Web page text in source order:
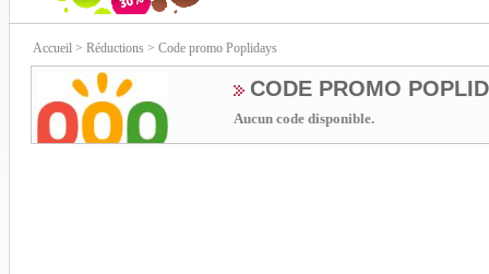
Accueil > Réductions > Code promo Poplidays
CODE PROMO
Aucun code disponible.